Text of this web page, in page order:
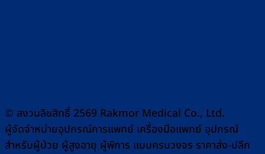
© สงวนลิขสิทธิ์ 2569 Rakmor Medical Co., Ltd.
ผู้จัดจำหน่ายอุปกรณ์การแพทย์ เครื่องมือแพทย์ อุปกรณ์
สำหรับผู้ป่วย ผู้สูงอายุ ผู้พิการ แบบครบวงจร ราคาส่ง-ปลีก